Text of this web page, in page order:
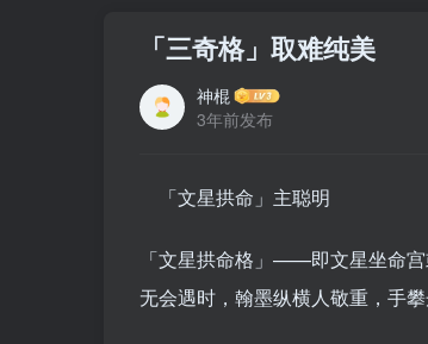
「三奇格」取难纯美
神棍
3年前发布
「文星拱命」主聪明
「文星拱命格」——即文星坐命
无会遇时，翰墨纵横人敬重，手攀